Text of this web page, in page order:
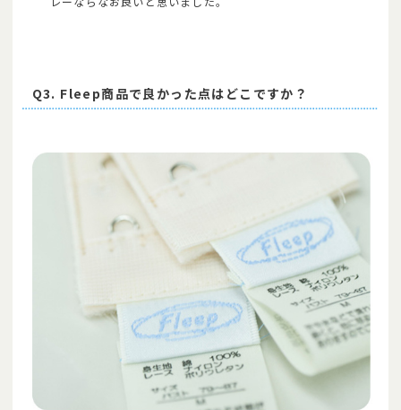
Q3. Fleep商品で良かった点はどこですか？